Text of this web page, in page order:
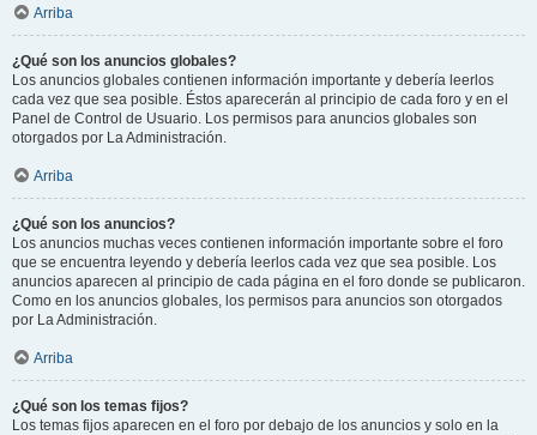
Arriba
¿Qué son los anuncios globales?
Los anuncios globales contienen información importante y debería leerlos
cada vez que sea posible. Éstos aparecerán al principio de cada foro y en el
Panel de Control de Usuario. Los permisos para anuncios globales son
otorgados por La Administración.
Arriba
¿Qué son los anuncios?
Los anuncios muchas veces contienen información importante sobre el foro
que se encuentra leyendo y debería leerlos cada vez que sea posible. Los
anuncios aparecen al principio de cada página en el foro donde se publicaron.
Como en los anuncios globales, los permisos para anuncios son otorgados
por La Administración.
Arriba
¿Qué son los temas fijos?
Los temas fijos aparecen en el foro por debajo de los anuncios y solo en la